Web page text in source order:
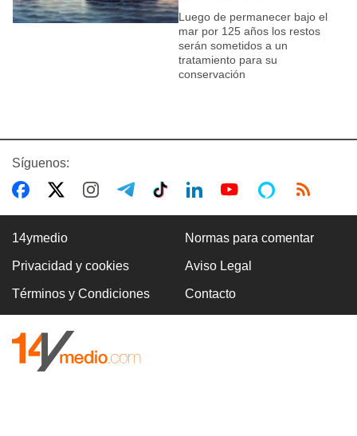
Luego de permanecer bajo el
mar por 125 años los restos
serán sometidos a un
tratamiento para su
conservación
Síguenos:
14ymedio Normas para comentar
Privacidad y cookies Aviso Legal
Términos y Condiciones Contacto